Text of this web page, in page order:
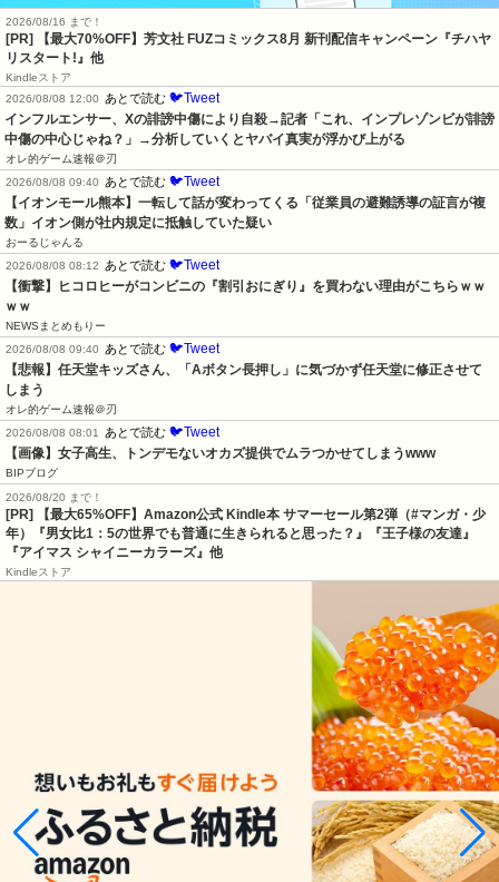
2026/08/16 まで！
[PR] 【最大70%OFF】芳文社 FUZコミックス8月 新刊配信キャンペーン『チハヤ
リスタート!』他
Kindleストア
2026/08/08 12:00
あとで読む 🐦Tweet
インフルエンサー、Xの誹謗中傷により自殺→記者「これ、インプレゾンビが誹謗
中傷の中心じゃね？」→分析していくとヤバイ真実が浮かび上がる
オレ的ゲーム速報＠刃
2026/08/08 09:40
あとで読む 🐦Tweet
【イオンモール熊本】一転して話が変わってくる「従業員の避難誘導の証言が複
数」イオン側が社内規定に抵触していた疑い
おーるじゃんる
2026/08/08 08:12
あとで読む 🐦Tweet
【衝撃】ヒコロヒーがコンビニの『割引おにぎり』を買わない理由がこちらｗｗ
ｗｗ
NEWSまとめもりー
2026/08/08 09:40
あとで読む 🐦Tweet
【悲報】任天堂キッズさん、「Aボタン長押し」に気づかず任天堂に修正させて
しまう
オレ的ゲーム速報＠刃
2026/08/08 08:01
あとで読む 🐦Tweet
【画像】女子高生、トンデモないオカズ提供でムラつかせてしまうwww
BIPブログ
2026/08/20 まで！
[PR]
【最大65%OFF】Amazon公式 Kindle本 サマーセール第2弾（#マンガ・少
年）『男女比1：5の世界でも普通に生きられると思った？』『王子様の友達』
『アイマス シャイニーカラーズ』他
Kindleストア